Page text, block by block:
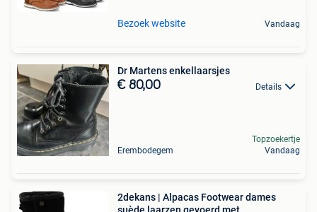
Bezoek website Vandaag
Dr Martens enkellaarsjes
€ 80,00 Details
Erembodegem
Topzoekertje
Vandaag
2dekans | Alpacas Footwear dames